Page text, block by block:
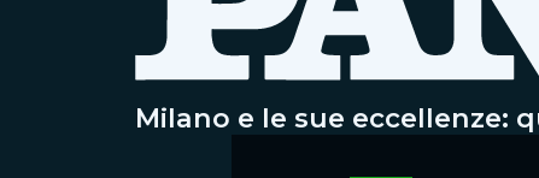
Milano e le sue eccellenze: